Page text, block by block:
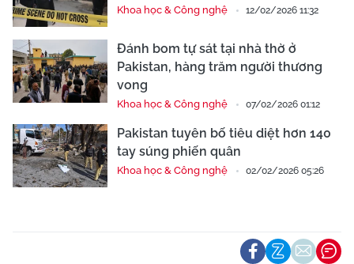
Khoa học & Công nghệ 12/02/2026 11:32
Đánh bom tự sát tại nhà thờ ở
Pakistan, hàng trăm người thương
vong
Khoa học & Công nghệ 07/02/2026 01:12
Pakistan tuyên bố tiêu diệt hơn 140
tay súng phiến quân
Khoa học & Công nghệ 02/02/2026 05:26